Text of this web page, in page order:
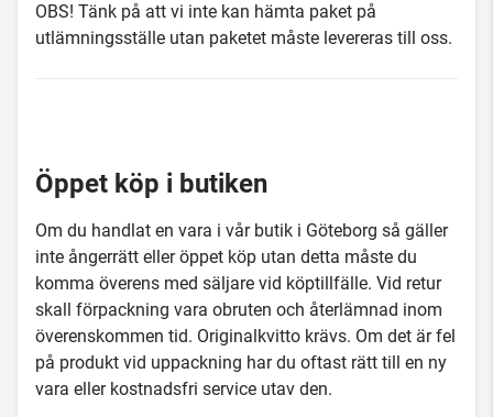
OBS! Tänk på att vi inte kan hämta paket på
utlämningsställe utan paketet måste levereras till oss.
Öppet köp i butiken
Om du handlat en vara i vår butik i Göteborg så gäller
inte ångerrätt eller öppet köp utan detta måste du
komma överens med säljare vid köptillfälle. Vid retur
skall förpackning vara obruten och återlämnad inom
överenskommen tid. Originalkvitto krävs. Om det är fel
på produkt vid uppackning har du oftast rätt till en ny
vara eller kostnadsfri service utav den.